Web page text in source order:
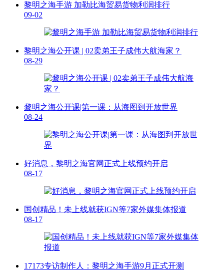
黎明之海手游 加勒比海贸易货物利润排行
09-02
黎明之海公开课 | 02卖弟王子成伟大航海家？
08-29
黎明之海公开课|第一课：从海图到开放世界
08-24
好消息，黎明之海官网正式上线预约开启
08-17
国创精品！未上线就获IGN等7家外媒集体报道
08-17
17173专访制作人：黎明之海手游9月正式开测